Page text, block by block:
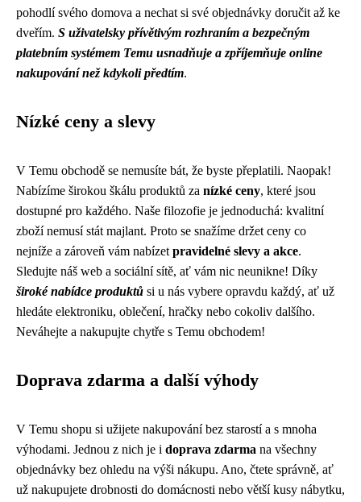
pohodlí svého domova a nechat si své objednávky doručit až ke
dveřím. S uživatelsky přívětivým rozhraním a bezpečným
platebním systémem Temu usnadňuje a zpříjemňuje online
nakupování než kdykoli předtím.
Nízké ceny a slevy
V Temu obchodě se nemusíte bát, že byste přeplatili. Naopak!
Nabízíme širokou škálu produktů za nízké ceny, které jsou
dostupné pro každého. Naše filozofie je jednoduchá: kvalitní
zboží nemusí stát majlant. Proto se snažíme držet ceny co
nejníže a zároveň vám nabízet pravidelné slevy a akce.
Sledujte náš web a sociální sítě, ať vám nic neunikne! Díky
široké nabídce produktů si u nás vybere opravdu každý, ať už
hledáte elektroniku, oblečení, hračky nebo cokoliv dalšího.
Neváhejte a nakupujte chytře s Temu obchodem!
Doprava zdarma a další výhody
V Temu shopu si užijete nakupování bez starostí a s mnoha
výhodami. Jednou z nich je i doprava zdarma na všechny
objednávky bez ohledu na výši nákupu. Ano, čtete správně, ať
už nakupujete drobnosti do domácnosti nebo větší kusy nábytku,